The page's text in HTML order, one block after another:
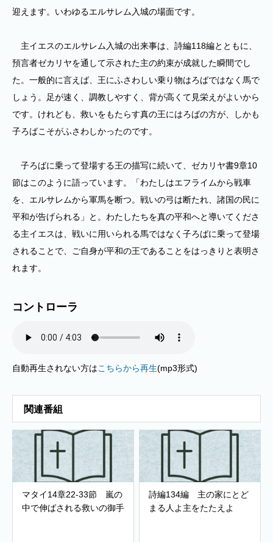
迎えます。いわゆるエルサレム入城の場面です。
主イエスのエルサレム入城の出来事は、詩編118編とともに、
預言者ゼカリヤを通して示された主の約束が成就した瞬間でし
た。一般的に言えば、王にふさわしい乗り物はろばではなく馬で
しょう。足が速く、調教しやすく、背が高くて見栄えがよいから
です。けれども、救いをもたらす真の王にはろばの方が、しかも
子ろばこそがふさわしかったのです。
子ろばに乗って登場する王の描写に続いて、ゼカリヤ書9章10
節はこのように語っています。「わたしはエフライムから戦車
を、エルサレムから軍馬を断つ。戦いの弓は断たれ、諸国の民に
平和が告げられる」と。わたしたちを真の平和へと導いてくださ
る主イエスは、戦いに用いられる馬ではなく子ろばに乗って登場
されることで、ご自身が平和の王であることをはっきりと表明さ
れます。
コントローラ
自動再生されない方はこちらから再生(mp3形式)
関連番組
マタイ14章22-33節 嵐の
中で伸ばされる救いの御手
詩編134編 主の家にとど
まる人よ主をたたえよ